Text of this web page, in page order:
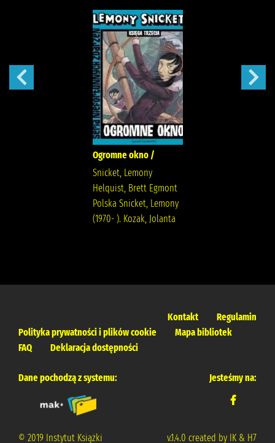
Ogromne okno /
Snicket, Lemony
Helquist, Brett Egmont
Polska Snicket, Lemony
(1970- ). Kozak, Jolanta
Kontakt
Regulamin
Polityka prywatności i plików cookie
Mapa bibliotek
FAQ
Deklaracja dostępności
Dane pochodzą z systemu: Jesteśmy na:
© 2019 Instytut Książki v.1.4.0 created by IK & H7